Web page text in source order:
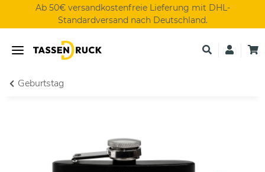
Ab 50€ versandkostenfreie Lieferung mit DHL-
Standardversand nach Deutschland.
Geburtstag